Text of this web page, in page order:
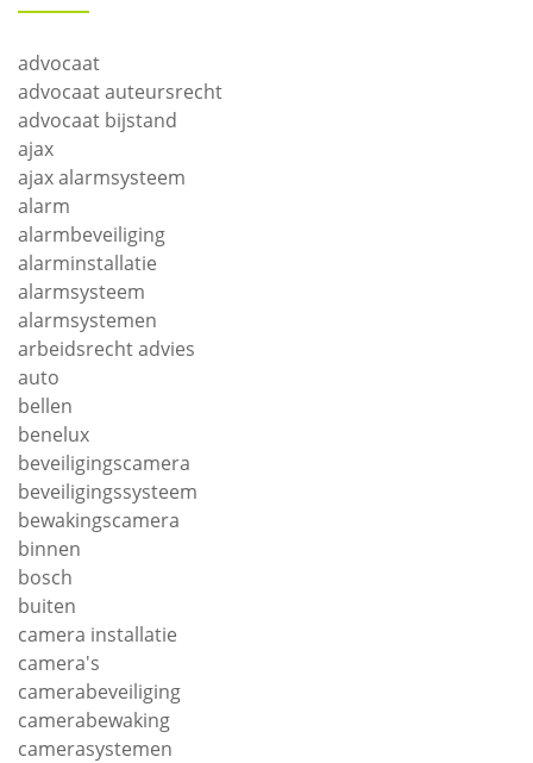
advocaat
advocaat auteursrecht
advocaat bijstand
ajax
ajax alarmsysteem
alarm
alarmbeveiliging
alarminstallatie
alarmsysteem
alarmsystemen
arbeidsrecht advies
auto
bellen
benelux
beveiligingscamera
beveiligingssysteem
bewakingscamera
binnen
bosch
buiten
camera installatie
camera's
camerabeveiliging
camerabewaking
camerasystemen